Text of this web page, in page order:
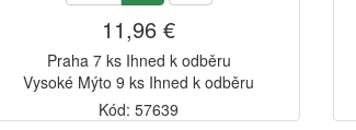
11,96 €
Praha 7 ks Ihned k odběru
Vysoké Mýto 9 ks Ihned k odběru
Kód: 57639